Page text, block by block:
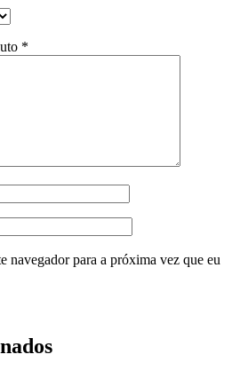
*
navegador para a próxima vez que eu